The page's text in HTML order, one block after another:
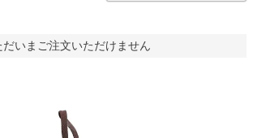
だいまご注文いただけません